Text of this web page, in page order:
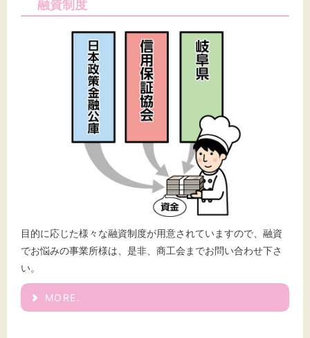
文字サイズ
標準
背景色
黒 白 黄
融資制度
目的に応じた様々な融資制度が用意されていますので、融資
でお悩みの事業所様は、是非、商工会までお問い合わせ下さ
い。
MORE.